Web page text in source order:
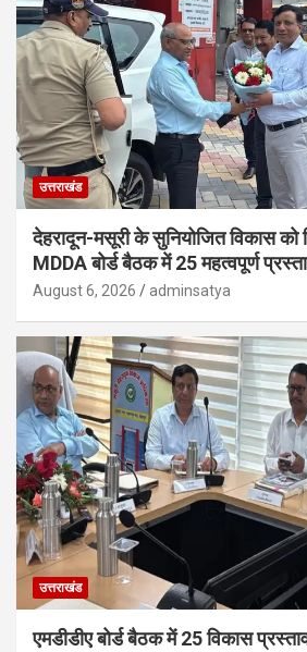
उत्तराखंड
देहरादून-मसूरी के सुनियोजित विकास को
MDDA बोर्ड बैठक में 25 महत्वपूर्ण
August 6, 2026 adminsatya
उत्तराखंड
एमडीडीए बोर्ड बैठक में 25 विकास